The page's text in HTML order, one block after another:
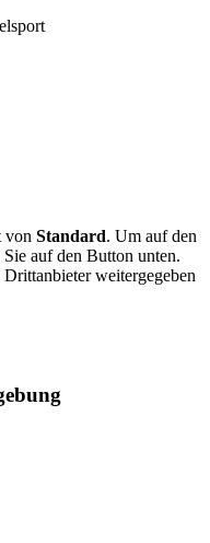
von Standard. Um auf den
auf den Button unten.
weitergegeben